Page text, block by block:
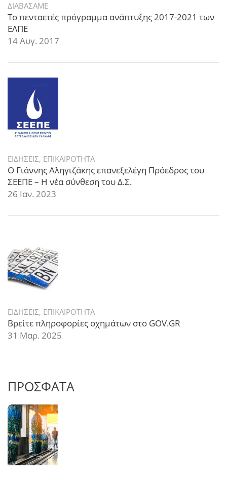
ΔΙΑΒΑΣΑΜΕ
Το πενταετές πρόγραμμα ανάπτυξης 2017-2021 των
ΕΛΠΕ
14 Αυγ. 2017
ΕΙΔΗΣΕΙΣ, ΕΠΙΚΑΙΡΟΤΗΤΑ
Ο Γιάννης Αληγιζάκης επανεξελέγη Πρόεδρος του
ΣΕΕΠΕ – Η νέα σύνθεση του Δ.Σ.
26 Ιαν. 2023
ΕΙΔΗΣΕΙΣ, ΕΠΙΚΑΙΡΟΤΗΤΑ
Βρείτε πληροφορίες οχημάτων στο GOV.GR
31 Μαρ. 2025
ΠΡΟΣΦΑΤΑ